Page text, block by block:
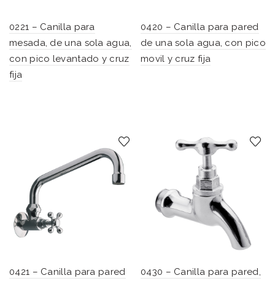
0221 – Canilla para
mesada, de una sola agua,
con pico levantado y cruz
fija
0420 – Canilla para pared
de una sola agua, con pico
movil y cruz fija
0421 – Canilla para pared
0430 – Canilla para pared,